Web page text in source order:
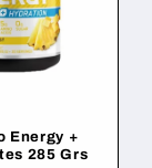
Energy +
285 Grs